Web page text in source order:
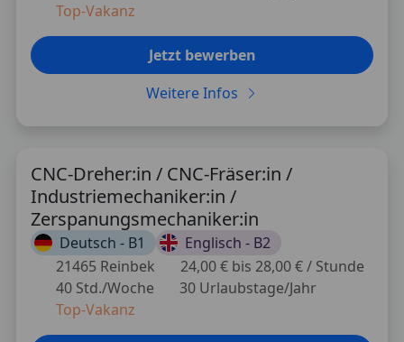
Top-Vakanz
Jetzt bewerben
Weitere Infos
CNC-Dreher:in / CNC-Fräser:in /
Industriemechaniker:in /
Zerspanungsmechaniker:in
Deutsch - B1 Englisch - B2
21465 Reinbek
24,00 € bis 28,00 € / Stunde
40 Std./Woche
30 Urlaubstage/Jahr
Top-Vakanz